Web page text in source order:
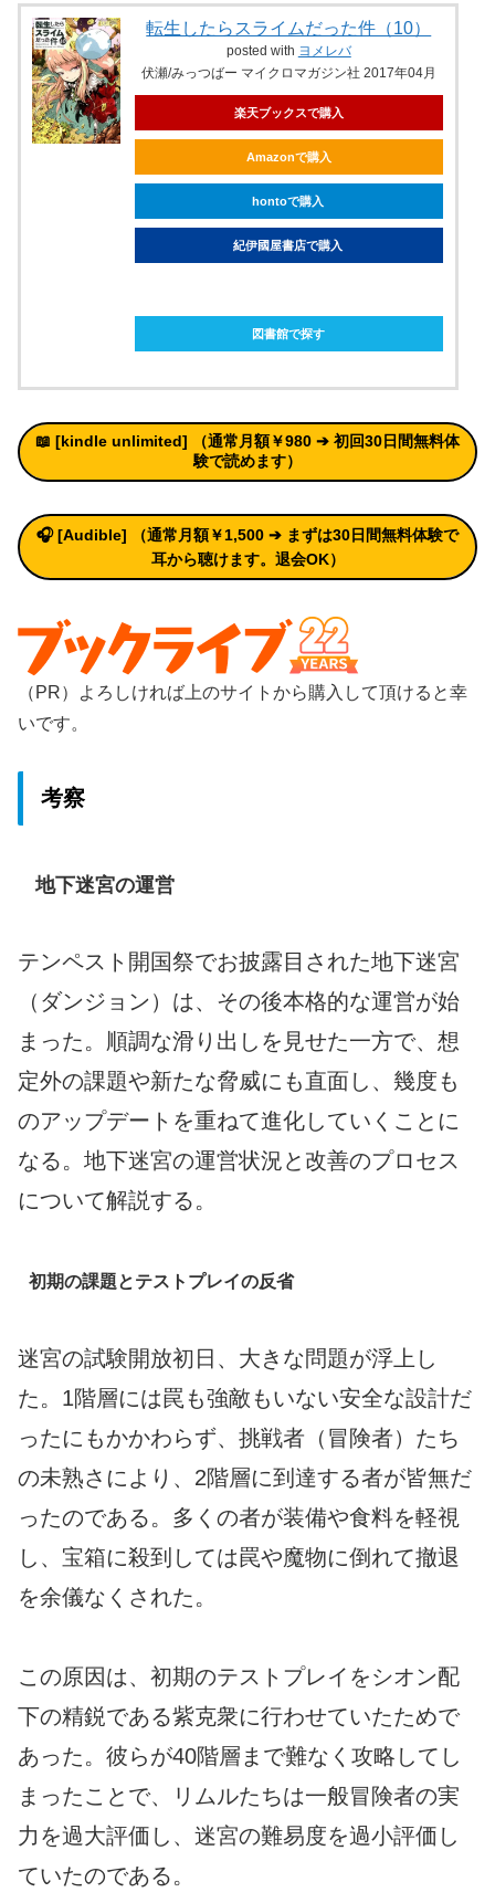
転生したらスライムだった件（10）
posted with ヨメレバ
伏瀬/みっつばー マイクロマガジン社 2017年04月
楽天ブックスで購入
Amazonで購入
hontoで購入
紀伊國屋書店で購入
図書館で探す
📖 [kindle unlimited] （通常月額￥980 ➔ 初回30日間無料体
験で読めます）
🎧 [Audible] （通常月額￥1,500 ➔ まずは30日間無料体験で
耳から聴けます。退会OK）
（PR）よろしければ上のサイトから購入して頂けると幸
いです。
考察
地下迷宮の運営
テンペスト開国祭でお披露目された地下迷宮
（ダンジョン）は、その後本格的な運営が始
まった。順調な滑り出しを見せた一方で、想
定外の課題や新たな脅威にも直面し、幾度も
のアップデートを重ねて進化していくことに
なる。地下迷宮の運営状況と改善のプロセス
について解説する。
初期の課題とテストプレイの反省
迷宮の試験開放初日、大きな問題が浮上し
た。1階層には罠も強敵もいない安全な設計だ
ったにもかかわらず、挑戦者（冒険者）たち
の未熟さにより、2階層に到達する者が皆無だ
ったのである。多くの者が装備や食料を軽視
し、宝箱に殺到しては罠や魔物に倒れて撤退
を余儀なくされた。
この原因は、初期のテストプレイをシオン配
下の精鋭である紫克衆に行わせていたためで
あった。彼らが40階層まで難なく攻略してし
まったことで、リムルたちは一般冒険者の実
力を過大評価し、迷宮の難易度を過小評価し
ていたのである。